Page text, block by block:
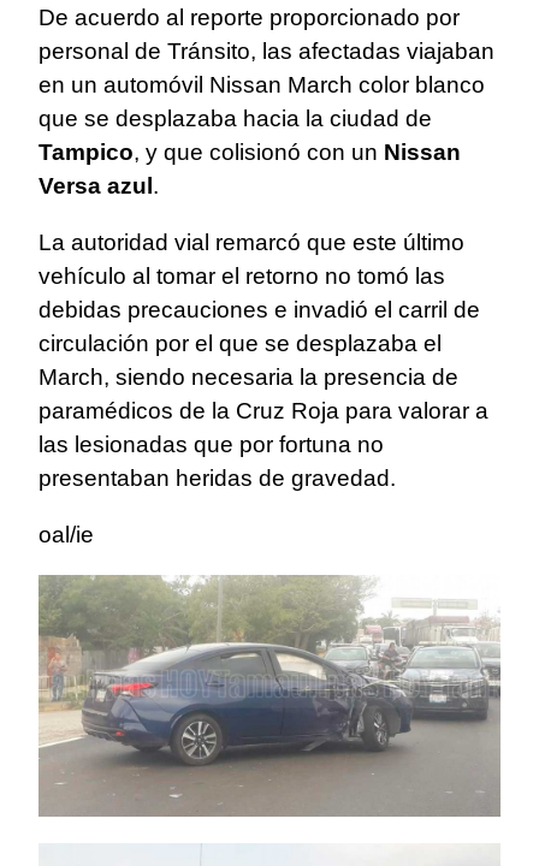
De acuerdo al reporte proporcionado por
personal de Tránsito, las afectadas viajaban
en un automóvil Nissan March color blanco
que se desplazaba hacia la ciudad de
Tampico, y que colisionó con un Nissan
Versa azul.
La autoridad vial remarcó que este último
vehículo al tomar el retorno no tomó las
debidas precauciones e invadió el carril de
circulación por el que se desplazaba el
March, siendo necesaria la presencia de
paramédicos de la Cruz Roja para valorar a
las lesionadas que por fortuna no
presentaban heridas de gravedad.
oal/ie